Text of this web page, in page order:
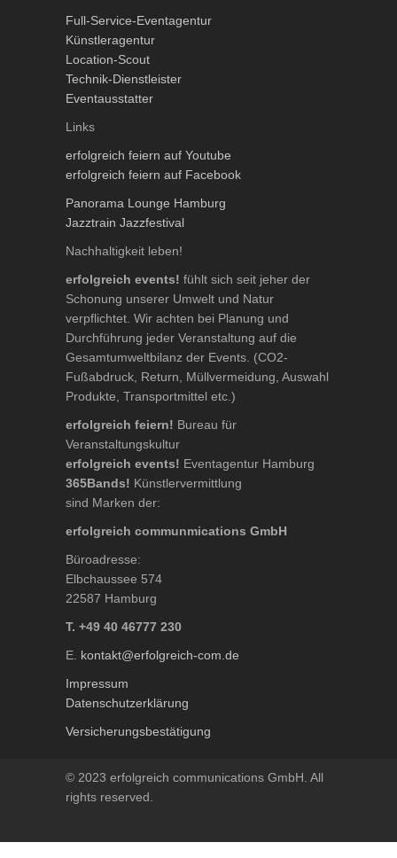
Full-Service-Eventagentur
Künstleragentur
Location-Scout
Technik-Dienstleister
Eventausstatter
Links
erfolgreich feiern auf Youtube
erfolgreich feiern auf Facebook
Panorama Lounge Hamburg
Jazztrain Jazzfestival
Nachhaltigkeit leben!
erfolgreich events! fühlt sich seit jeher der
Schonung unserer Umwelt und Natur
verpflichtet. Wir achten bei Planung und
Durchführung jeder Veranstaltung auf die
Gesamtumweltbilanz der Events. (CO2-
Fußabdruck, Return, Müllvermeidung, Auswahl
Produkte, Transportmittel etc.)
erfolgreich feiern! Bureau für
Veranstaltungskultur
erfolgreich events! Eventagentur Hamburg
365Bands! Künstlervermittlung
sind Marken der:
erfolgreich communmications GmbH
Büroadresse:
Elbchaussee 574
22587 Hamburg
T. +49 40 46777 230
E. kontakt@erfolgreich-com.de
Impressum
Datenschutzerklärung
Versicherungsbestätigung
© 2023 erfolgreich communications GmbH. All
rights reserved.